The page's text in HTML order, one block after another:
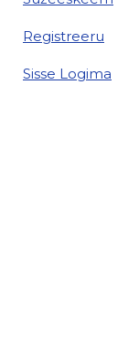
Registreeru
Sisse Logima